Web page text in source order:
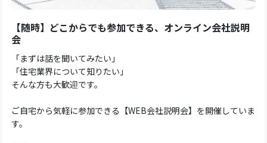
【随時】どこからでも参加できる、オンライン会社説明
会
「まずは話を聞いてみたい」
「住宅業界について知りたい」
そんな方も大歓迎です。
ご自宅から気軽に参加できる【WEB会社説明会】を開催していま
す。